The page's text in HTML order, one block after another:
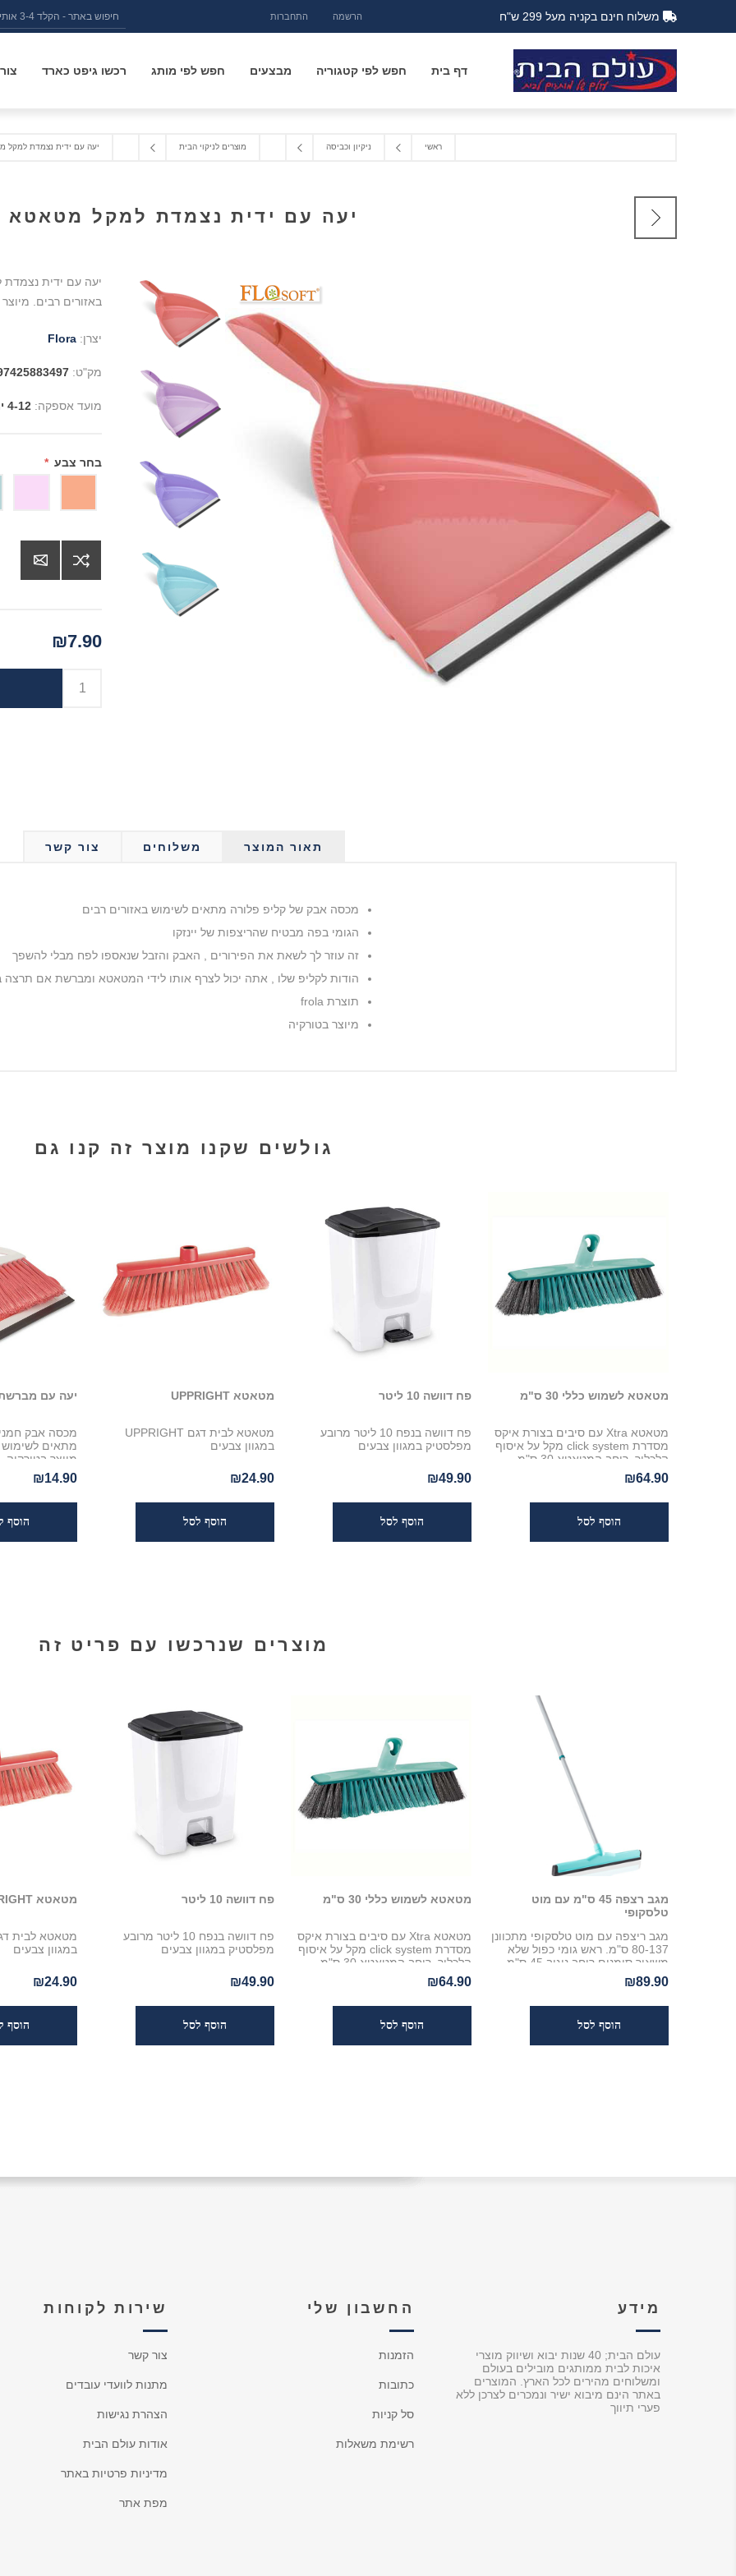
הרשמה התחברות משלוח חינם בקניה מעל 299 ש"ח
דף בית חפש לפי קטגוריה מבצעים חפש לפי מותג רכשו גיפט כארד
ראשי ניקיון וכביסה מוצרים לניקוי הבית יעה עם ידית נצמדת למקל
יעה עם ידית נצמדת למקל מטאטא
יעה עם ידית
באזורים רבים.
יצרן: Flora
מק"ט:
מועד אספקה: 4-12 ימים
בחר צבע *
₪7.90
תאור המוצר משלוחים צור קשר
מכסה אבק של קליפ פלורה מתאים לשימוש באזורים רבים
הגומי בפה מבטיח שהריצפות של יינזקו
זה עוזר לך לשאת את הפירורים , האבק והזבל שנאספו לפח מבלי להשפך
הודות לקליפ שלו , אתה יכול לצרף אותו לידי המטאטא ומברשת אם
תוצרת frola
מיוצר בטורקיה
גולשים שקנו מוצר זה קנו גם
מטאטא לשמוש כללי 30 ס"מ
מטאטא Xtra עם סיבים בצורת איקס
מסדרת click system מקל על איסוף
הלכלוך. רוחב המטאטא 30 ס"מ
₪64.90
פח דוושה 10 ליטר
פח דוושה בנפח 10 ליטר מרובע
מפלסטיק במגוון צבעים
₪49.90
מטאטא UPPRIGHT
מטאטא לבית דגם UPPRIGHT
במגוון צבעים
₪24.90
יעה עם מברשת
מכסה אבק
מתאים לשימוש
מיוצר בטורקיה.
₪14.90
מוצרים שנרכשו עם פריט זה
מגב רצפה 45 ס"מ עם מוט
טלסקופי
מגב ריצפה עם מוט טלסקופי מתכוונן
80-137 ס"מ. ראש גומי כפול שלא
משאיר סימנים רוחב ניגוב 45 ס"מ
₪89.90
מטאטא לשמוש כללי 30 ס"מ
מטאטא Xtra עם סיבים בצורת איקס
מסדרת click system מקל על איסוף
הלכלוך. רוחב המטאטא 30 ס"מ
₪64.90
פח דוושה 10 ליטר
פח דוושה בנפח 10 ליטר מרובע
מפלסטיק במגוון צבעים
₪49.90
מטאטא UPPRIGHT
במגוון צבעים
₪24.90
מידע
עולם הבית; 40 שנות יבוא ושיווק מוצרי
איכות לבית ממותגים מובילים בעולם
ומשלוחים מהירים לכל הארץ. המוצרים
באתר הינם מיבוא ישיר ונמכרים לצרכן ללא
פערי תיווך
החשבון שלי
הזמנות
כתובות
סל קניות
רשימת משאלות
שירות לקוחות
צור קשר
מתנות לוועדי עובדים
הצהרת נגישות
אודות עולם הבית
מדיניות פרטיות באתר
מפת אתר